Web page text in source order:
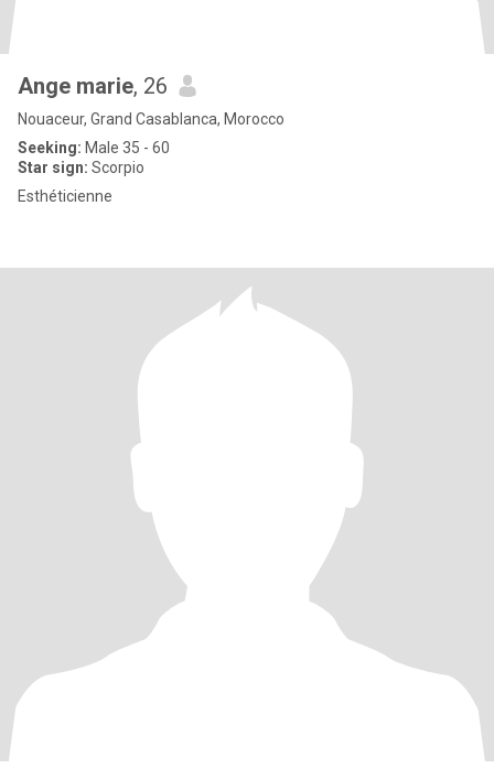
Ange marie, 26
Nouaceur, Grand Casablanca, Morocco
Seeking: Male 35 - 60
Star sign: Scorpio
Esthéticienne